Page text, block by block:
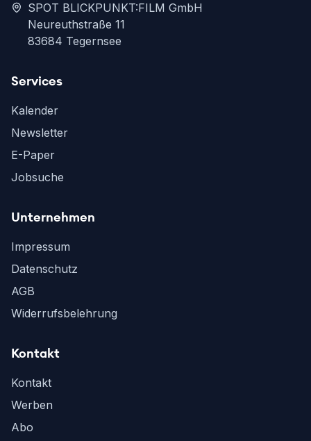
SPOT BLICKPUNKT:FILM GmbH
Neureuthstraße 11
83684 Tegernsee
Services
Kalender
Newsletter
E-Paper
Jobsuche
Unternehmen
Impressum
Datenschutz
AGB
Widerrufsbelehrung
Kontakt
Kontakt
Werben
Abo